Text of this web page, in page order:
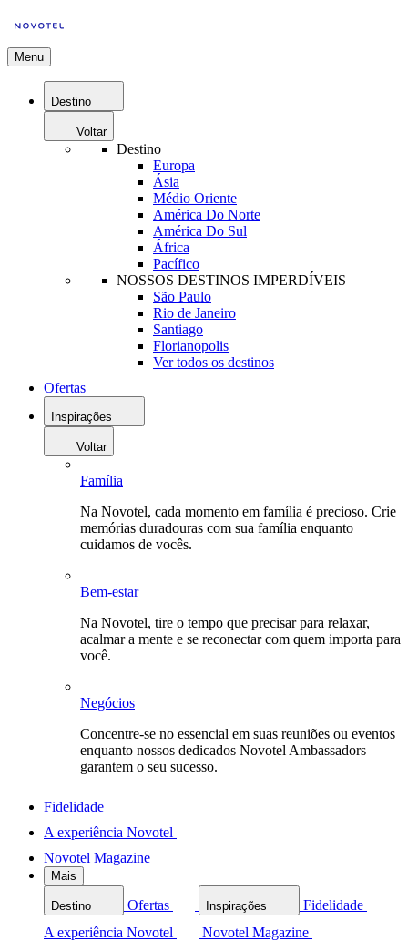
Menu
Destino
Voltar
Destino
Europa
Ásia
Médio Oriente
América Do Norte
América Do Sul
África
Pacífico
NOSSOS DESTINOS IMPERDÍVEIS
São Paulo
Rio de Janeiro
Santiago
Florianopolis
Ver todos os destinos
Ofertas
Inspirações
Voltar
Família
Na Novotel, cada momento em família é precioso. Crie
memórias duradouras com sua família enquanto
cuidamos de vocês.
Bem-estar
Na Novotel, tire o tempo que precisar para relaxar,
acalmar a mente e se reconectar com quem importa para
você.
Negócios
Concentre-se no essencial em suas reuniões ou eventos
enquanto nossos dedicados Novotel Ambassadors
garantem o seu sucesso.
Fidelidade
A experiência Novotel
Novotel Magazine
Mais
Destino Ofertas Inspirações
Fidelidade
A experiência Novotel
Novotel Magazine